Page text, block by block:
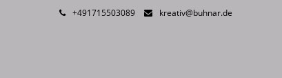
+491715503089 kreativ@buhnar.de